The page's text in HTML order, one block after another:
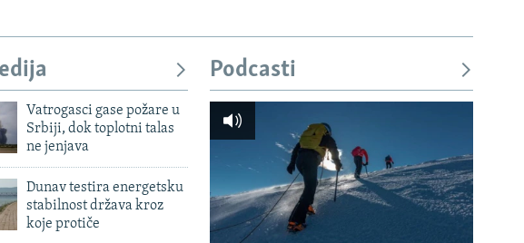
Vatrogasci gase požare u
Srbiji, dok toplotni talas
ne jenjava
Dunav testira energetsku
stabilnost država kroz
koje protiče
Podcasti